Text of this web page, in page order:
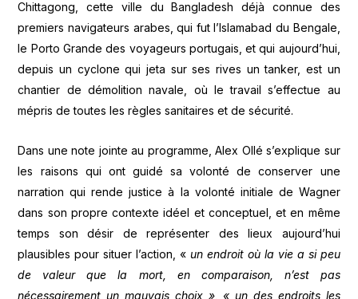
Chittagong, cette ville du Bangladesh déjà connue des
premiers navigateurs arabes, qui fut l’Islamabad du Bengale,
le Porto Grande des voyageurs portugais, et qui aujourd’hui,
depuis un cyclone qui jeta sur ses rives un tanker, est un
chantier de démolition navale, où le travail s’effectue au
mépris de toutes les règles sanitaires et de sécurité.
Dans une note jointe au programme, Alex Ollé s’explique sur
les raisons qui ont guidé sa volonté de conserver une
narration qui rende justice à la volonté initiale de Wagner
dans son propre contexte idéel et conceptuel, et en même
temps son désir de représenter des lieux aujourd’hui
plausibles pour situer l’action, «un endroit où la vie a si peu
de valeur que la mort, en comparaison, n’est pas
nécessairement un mauvais choix », « un des endroits les